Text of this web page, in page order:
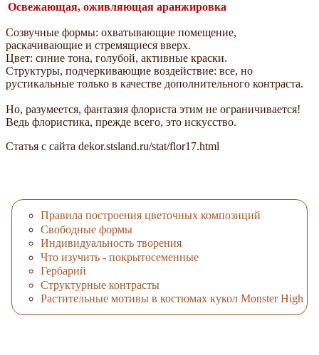
Освежающая, оживляющая аранжировка
Созвучные формы: охватывающие помещение,
раскачивающие и стремящиеся вверх.
Цвет: синие тона, голубой, активные краски.
Структуры, подчеркивающие воздействие: все, но
рустикальные только в качестве дополнительного контраста.
Но, разумеется, фантазия флориста этим не ограничивается!
Ведь флористика, прежде всего, это искусство.
Статья с сайта dekor.stsland.ru/stat/flor17.html
Правила построения цветочных композиций
Свободные формы
Индивидуальность творения
Что изучить - покрытосеменные
Гербарий
Структурные контрасты
Растительные мотивы в костюмах кукол Monster High